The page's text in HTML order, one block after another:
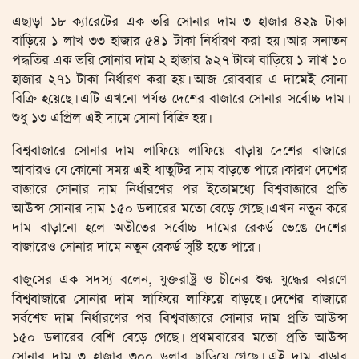
এছাড়া ১৮ ক্যারেটের এক ভরি সোনার দাম ৩ হাজার ৪২৯ টাকা
বাড়িয়ে ১ লাখ ৩৩ হাজার ৫৪১ টাকা নির্ধারণ করা হয়। আর সনাতন
পদ্ধতির এক ভরি সোনার দাম ২ হাজার ৯২৭ টাকা বাড়িয়ে ১ লাখ ১০
হাজার ২৭১ টাকা নির্ধারণ করা হয়। আজ রোববার এ দামেই সোনা
বিক্রি হয়েছে। এটি এখনো পর্যন্ত দেশের বাজারে সোনার সর্বোচ্চ দাম।
শুধু ১৩ এপ্রিল এই দামে সোনা বিক্রি হয়।
বিশ্ববাজারে সোনার দাম লাফিয়ে লাফিয়ে বাড়ায় দেশের বাজারে
আবারও যে কোনো সময় এই ধাতুটির দাম বাড়তে পারে। কারণ দেশের
বাজারে সোনার দাম নির্ধারণের পর ইতোমধ্যে বিশ্ববাজারে প্রতি
আউন্স সোনার দাম ১৫০ ডলারের মতো বেড়ে গেছে। এখন নতুন করে
দাম বাড়ানো হলে অতীতের সর্বোচ্চ দামের রেকর্ড ভেঙে দেশের
বাজারেও সোনার দামে নতুন রেকর্ড সৃষ্টি হতে পারে।
বাজুসের এক সদস্য বলেন, যুক্তরাষ্ট্র ও চীনের শুল্ক যুদ্ধের কারণে
বিশ্ববাজারে সোনার দাম লাফিয়ে লাফিয়ে বাড়ছে। দেশের বাজারে
সর্বশেষ দাম নির্ধারণের পর বিশ্ববাজারে সোনার দাম প্রতি আউন্স
১৫০ ডলারের বেশি বেড়ে গেছে। প্রথমবারের মতো প্রতি আউন্স